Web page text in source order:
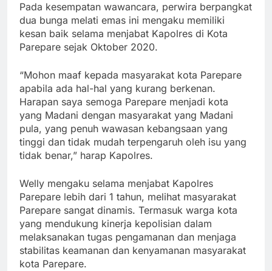
Pada kesempatan wawancara, perwira berpangkat
dua bunga melati emas ini mengaku memiliki
kesan baik selama menjabat Kapolres di Kota
Parepare sejak Oktober 2020.
“Mohon maaf kepada masyarakat kota Parepare
apabila ada hal-hal yang kurang berkenan.
Harapan saya semoga Parepare menjadi kota
yang Madani dengan masyarakat yang Madani
pula, yang penuh wawasan kebangsaan yang
tinggi dan tidak mudah terpengaruh oleh isu yang
tidak benar,” harap Kapolres.
Welly mengaku selama menjabat Kapolres
Parepare lebih dari 1 tahun, melihat masyarakat
Parepare sangat dinamis. Termasuk warga kota
yang mendukung kinerja kepolisian dalam
melaksanakan tugas pengamanan dan menjaga
stabilitas keamanan dan kenyamanan masyarakat
kota Parepare.